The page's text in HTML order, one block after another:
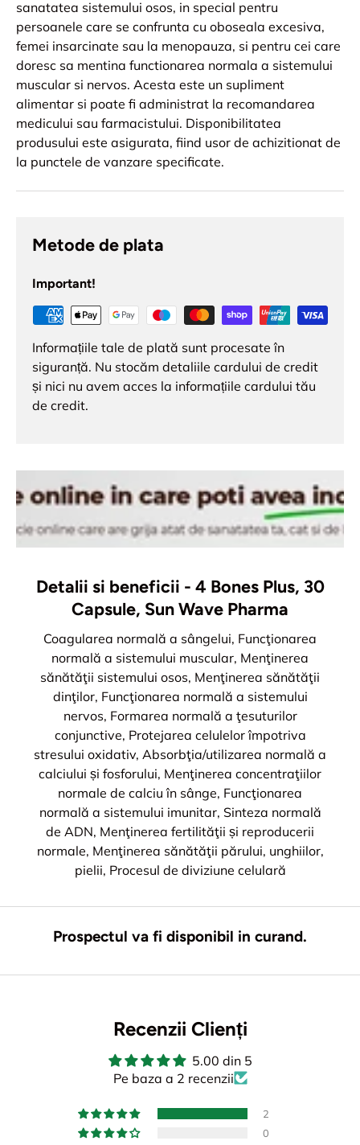
sanatatea sistemului osos, in special pentru
persoanele care se confrunta cu oboseala excesiva,
femei insarcinate sau la menopauza, si pentru cei care
doresc sa mentina functionarea normala a sistemului
muscular si nervos. Acesta este un supliment
alimentar si poate fi administrat la recomandarea
medicului sau farmacistului. Disponibilitatea
produsului este asigurata, fiind usor de achizitionat de
la punctele de vanzare specificate.
Metode de plata
Important!
Informațiile tale de plată sunt procesate în
siguranță. Nu stocăm detaliile cardului de credit
și nici nu avem acces la informațiile cardului tău
de credit.
Detalii si beneficii - 4 Bones Plus, 30
Capsule, Sun Wave Pharma
Coagularea normală a sângelui, Funcţionarea
normală a sistemului muscular, Menţinerea
sănătăţii sistemului osos, Menţinerea sănătăţii
dinţilor, Funcţionarea normală a sistemului
nervos, Formarea normală a ţesuturilor
conjunctive, Protejarea celulelor împotriva
stresului oxidativ, Absorbţia/utilizarea normală a
calciului și fosforului, Menţinerea concentraţiilor
normale de calciu în sânge, Funcţionarea
normală a sistemului imunitar, Sinteza normală
de ADN, Menţinerea fertilităţii și reproducerii
normale, Menţinerea sănătăţii părului, unghiilor,
pielii, Procesul de diviziune celulară
Prospectul va fi disponibil in curand.
Recenzii Clienți
5.00 din 5
Pe baza a 2 recenzii
2
0